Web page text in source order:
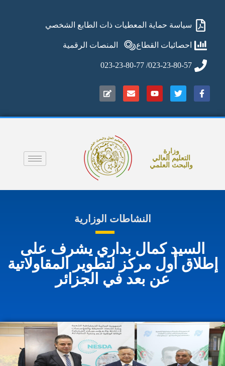
سياسة حماية المعطيات ذات الطابع الشخصي
احصائيات القطاع المنصات الرقمية
023-23-80-57/ 023-23-80-77
وزارة
التعليم العالي
والبحث العلمي
Ajoutez votre titre ici
النشاطات الوزارية
السيد كمال بداري يشرف على
إطلاق أول مركز لتطوير المقاولاتية
عن بعد في الجزائر